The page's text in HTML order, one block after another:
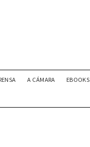
A CÁMARA EBOOKS